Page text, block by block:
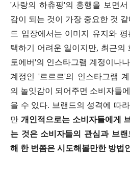
'사랑의 하츄핑'의 흥행을 보면
감이 되는 것이 가장 중요한 것
드 입장에서는 이미지 유지와
택하기 어려운 일이지만, 최근의
토에버'의 인스타그램 계정이나
계정인 '르르르'의 인스타그램
의 놀잇감이 되어주면 소비자들
을 수 있다. 브랜드의 성격에 따
만 개인적으로는 소비자들에게
는 것은 소비자들의 관심과 브
해 한 번쯤은 시도해볼만한 방법